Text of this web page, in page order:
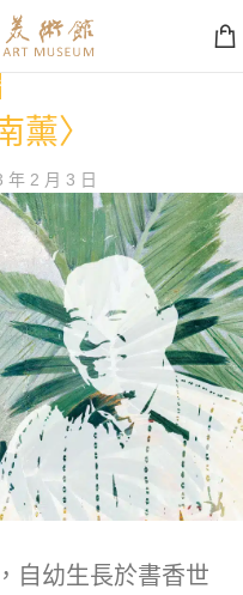
薰〉
年 2 月 3 日
自幼生長於書香世